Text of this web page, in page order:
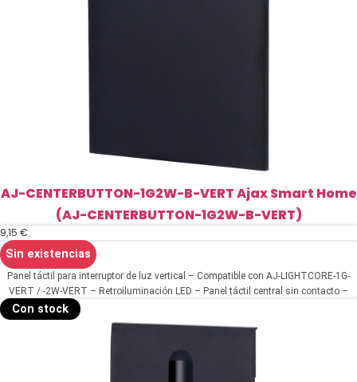
AJ-CENTERBUTTON-1G2W-B-VERT Ajax Smart Home
(AJ-CENTERBUTTON-1G2W-B-VERT)
9,15 €
Sin existencias
Panel táctil para interruptor de luz vertical – Compatible con AJ-LIGHTCORE-1G-
VERT / -2W-VERT – Retroiluminación LED – Panel táctil central sin contacto –
Color negro – Ajax – LightSwitch CenterButton Vertical
Con stock